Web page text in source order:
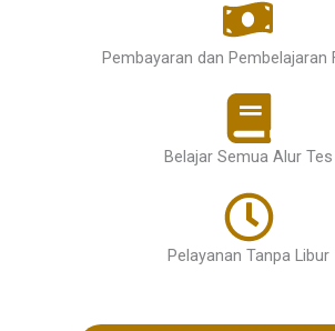
Pembayaran dan Pembelajaran
Belajar Semua Alur Tes
Pelayanan Tanpa Libur